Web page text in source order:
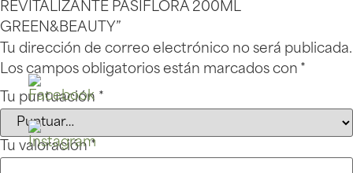
REVITALIZANTE PASIFLORA 200ML
GREEN&BEAUTY”
Tu dirección de correo electrónico no será publicada.
Los campos obligatorios están marcados con *
Tu puntuación *
Tu valoración*